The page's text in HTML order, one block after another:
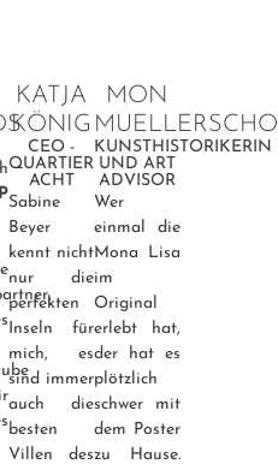
KATJA
KÖNIG
CEO -
QUARTIER
ACHT
Sabine
Beyer
kennt nicht
nur die
perfekten
Inseln für
mich, es
sind immer
auch die
besten
Villen des
MON
KUNSTHISTORIKERIN
UND ART
ADVISOR
Wer
einmal die
Mona Lisa
im
Original
erlebt hat,
der hat es
plötzlich
schwer mit
dem Poster
zu Hause.